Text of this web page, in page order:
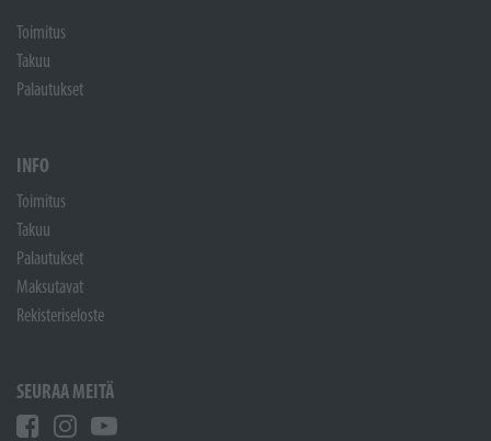
Toimitus
Takuu
Palautukset
INFO
Toimitus
Takuu
Palautukset
Maksutavat
Rekisteriseloste
SEURAA MEITÄ